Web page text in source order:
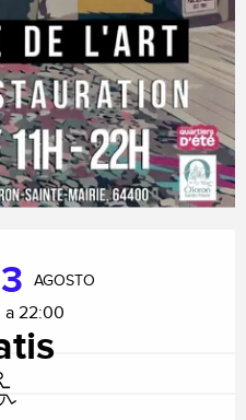
AGOSTO
a 22:00
para minusválidos